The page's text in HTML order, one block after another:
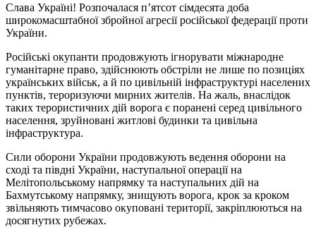
Слава Україні! Розпочалася п’ятсот сімдесята доба
широкомасштабної збройної агресії російської федерації проти
України.
Російські окупанти продовжують ігнорувати міжнародне
гуманітарне право, здійснюють обстріли не лише по позиціях
українських військ, а й по цивільній інфраструктурі населених
пунктів, тероризуючи мирних жителів. На жаль, внаслідок
таких терористичних дій ворога є поранені серед цивільного
населення, зруйновані житлові будинки та цивільна
інфраструктура.
Сили оборони України продовжують ведення оборони на
сході та півдні України, наступальної операції на
Мелітопольському напрямку та наступальних дій на
Бахмутському напрямку, знищують ворога, крок за кроком
звільняють тимчасово окуповані території, закріплюються на
досягнутих рубежах.